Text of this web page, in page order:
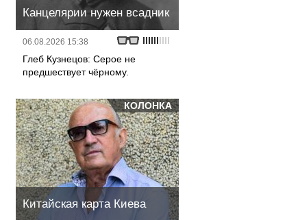
Канцелярии нужен всадник
06.08.2026 15:38
Глеб Кузнецов: Серое не
предшествует чёрному.
КОЛОНКА
Китайская карта Киева